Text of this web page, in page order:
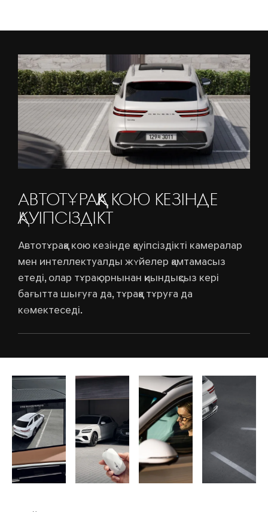
АВТОТҰРАҚҚА КОЮ КЕЗІНДЕ
ҚАУІПСІЗДІКТ
Автотұраққа кою кезінде қауіпсіздікті камералар
мен интеллектуалды жүйелер қамтамасыз
етеді, олар тұрақ орнынан қиындықсыз кері
бағытта шығуға да, тұраққа тұруға да
көмектеседі.